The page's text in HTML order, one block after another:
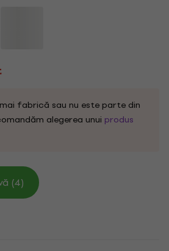
fabrică sau nu este parte din
alegerea unui produs
(4)